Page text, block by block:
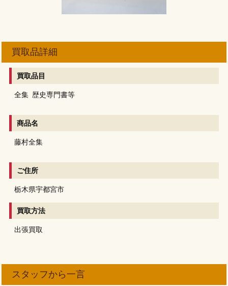
買取品詳細
買取品目
全集 歴史専門書等
商品名
藤村全集
ご住所
栃木県宇都宮市
買取方法
出張買取
スタッフから一言